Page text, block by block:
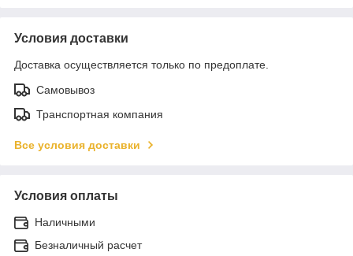
Условия доставки
Доставка осуществляется только по предоплате.
Самовывоз
Транспортная компания
Все условия доставки
Условия оплаты
Наличными
Безналичный расчет